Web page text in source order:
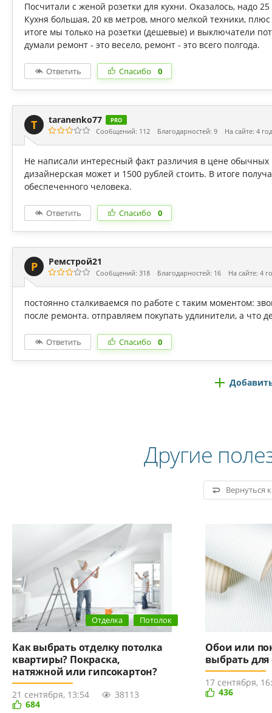
Посчитали с женой розетки для кухни. Оказалось, надо
Кухня большая, 20 кв метров, много мелкой техники,
итоге мы только на розетки (дешевые) и выключатели
думали ремонт - это весело, ремонт - это всего полгода.
Ответить Спасибо 0
T taranenko77 PRO
Сообщений: 112 Благодарностей: 9 На сайте: 4
Не написали интересный факт различия в цене обычных
дизайнерская может и 1500 рублей стоить. В итоге
обеспеченного человека.
Ответить Спасибо 0
Р Ремстрой21
Сообщений: 318 Благодарностей: 16 На сайте: 4
постоянно сталкиваемся по работе с таким моментом:
после ремонта. отправляем покупать удлинители, а что
Ответить Спасибо 0
Другие
Вернуться
Отделка Потолок
Как выбрать отделку потолка
квартиры? Покраска,
натяжной или гипсокартон?
21 сентября, 13:54
38113
684
Обои или
выбрать для
17 сентября,
436